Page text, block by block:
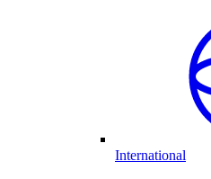
International